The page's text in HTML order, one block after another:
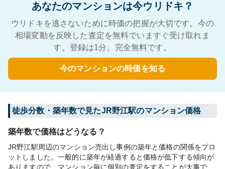
あなたのマンションは今ウリドキ？
ウリドキを逃さないために時価の把握が大切です。今の
相場変動を反映した査定を無料でいますぐ受け取れま
す。登録は1分。完全無料です。
今のマンションの時価を知る
徒歩分数・築年数で見たJR野江駅のマンション価格
築年数で価格はどうなる？
JR野江駅周辺のマンション売出し事例の築年と価格の関係をプロ
ットしました。一般的に築年が経過すると価格が低下する傾向が
ありますので、マンション毎に個別の査定をすることが大事で